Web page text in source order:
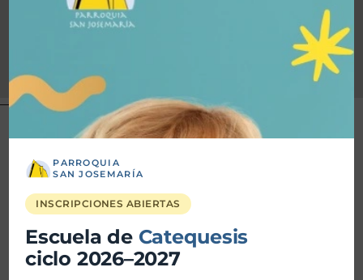
Directorio
Administrador
dministrador@isjm.org.mx
Sacramentos y Ceremonias
parroquiasanjosemaria@isjm.org.mx
PARROQUIA
SAN JOSEMARÍA
INSCRIPCIONES ABIERTAS
Escuela de Catequesis
ciclo 2026–2027